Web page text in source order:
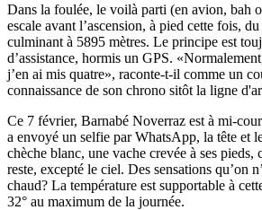
Dans la foulée, le voilà parti (en avion, bah
escale avant l’ascension, à pied cette fois,
culminant à 5895 mètres. Le principe est
d’assistance, hormis un GPS.
j’en ai mis quatre», raconte-t-il comme un
connaissance de son chrono sitôt la ligne
Ce 7 février, Barnabé Noverraz est à mi-
a envoyé un selfie par WhatsApp, la tête et
chèche blanc, une vache crevée à ses pieds,
reste, excepté le ciel. Des sensations qu’on
chaud? La température est supportable à
32° au maximum de la journée.